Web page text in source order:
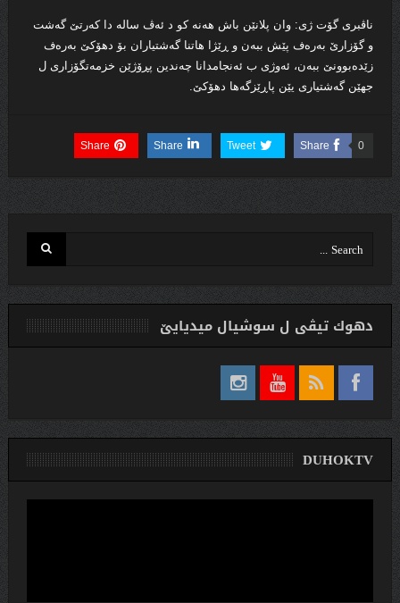
ناڤبری گۆت ژی: وان پلانێن باش ھەنە کو د ئەڤ سالە دا کەرتێ گەشت
و گۆزارێ بەرەف پێش ببەن و ڕێژا ھاتنا گەشتیاران بۆ دھۆکێ بەرەف
زێدەبوونێ ببەن، ئەوژی ب ئەنجامدانا چەندین پڕۆژێن خزمەتگۆزاری ل
جھێن گەشتیاری یێن پاڕێزگەھا دھۆکێ.
Share 0
Tweet
Share
Share
دهوك تیڤی ل سوشیال ميديایێ
DUHOKTV